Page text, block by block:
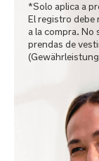
*Solo aplica a
El registro debe
a la compra. No
prendas de